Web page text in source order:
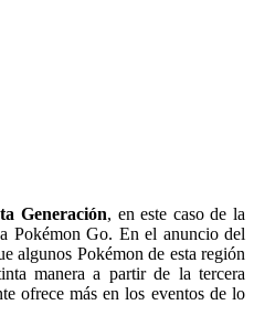
Generación, en este caso de la
Pokémon Go. En el anuncio del
algunos Pokémon de esta región
manera a partir de la tercera
ofrece más en los eventos de lo